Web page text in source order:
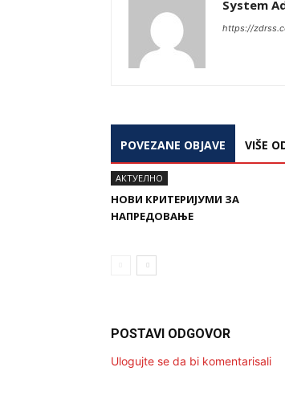
System
https://
POVEZANE OBJAVE VIŠE
AКТУЕЛНО
НОВИ КРИТЕРИЈУМИ ЗА
НАПРЕДОВАЊЕ
POSTAVI ODGOVOR
Ulogujte se da bi komentarisali